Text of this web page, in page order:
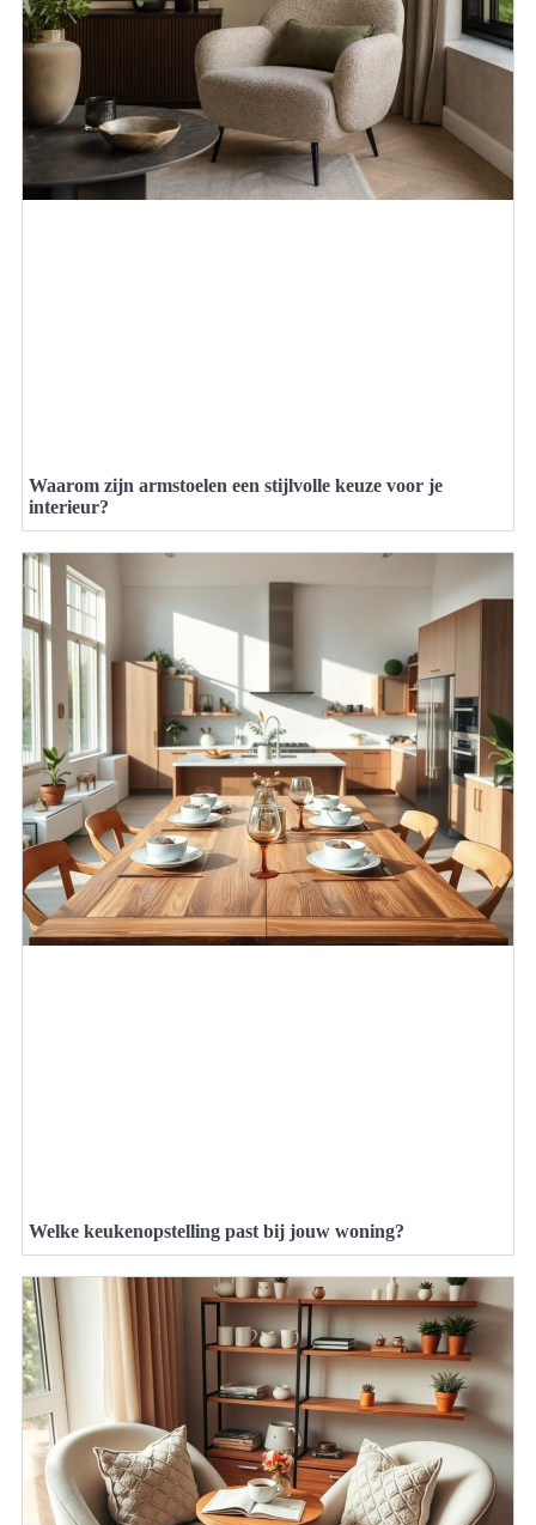
Waarom zijn armstoelen een stijlvolle keuze voor je
interieur?
Welke keukenopstelling past bij jouw woning?